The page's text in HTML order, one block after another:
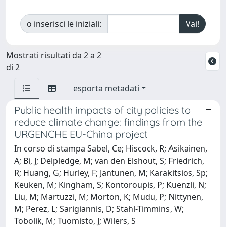
o inserisci le iniziali:
Mostrati risultati da 2 a 2
di 2
esporta metadati
Public health impacts of city policies to
reduce climate change: findings from the
URGENCHE EU-China project
In corso di stampa Sabel, Ce; Hiscock, R; Asikainen,
A; Bi, J; Delpledge, M; van den Elshout, S; Friedrich,
R; Huang, G; Hurley, F; Jantunen, M; Karakitsios, Sp;
Keuken, M; Kingham, S; Kontoroupis, P; Kuenzli, N;
Liu, M; Martuzzi, M; Morton, K; Mudu, P; Nittynen,
M; Perez, L; Sarigiannis, D; Stahl-Timmins, W;
Tobolik, M; Tuomisto, J; Wilers, S